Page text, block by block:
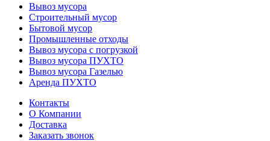
Вывоз мусора
Строительный мусор
Бытовой мусор
Промышленные отходы
Вывоз мусора с погрузкой
Вывоз мусора ПУХТО
Вывоз мусора Газелью
Аренда ПУХТО
Контакты
О Компании
Доставка
Заказать звонок